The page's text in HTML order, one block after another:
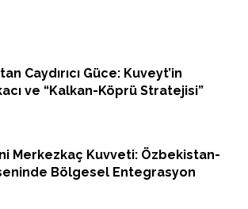
Caydırıcı Güce: Kuveyt’in
ve “Kalkan-Köprü Stratejisi”
Merkezkaç Kuvveti: Özbekistan-
Bölgesel Entegrasyon